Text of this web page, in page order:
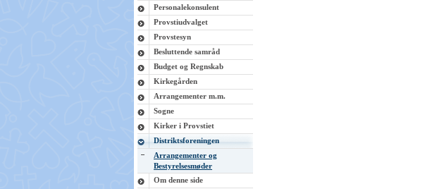
Personalekonsulent
Provstiudvalget
Provstesyn
Besluttende samråd
Budget og Regnskab
Kirkegården
Arrangementer m.m.
Sogne
Kirker i Provstiet
Distriktsforeningen
Arrangementer og
Bestyrelsesmøder
Om denne side